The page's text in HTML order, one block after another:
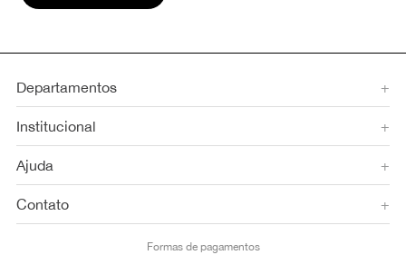
Departamentos +
Institucional +
Ajuda +
Contato +
Formas de pagamentos